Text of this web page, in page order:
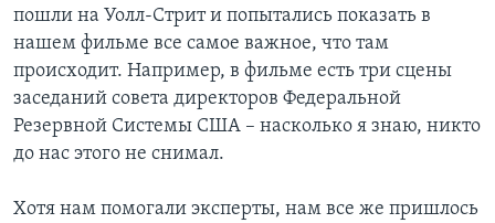
пошли на Уолл-Стрит и попытались показать в
нашем фильме все самое важное, что там
происходит. Например, в фильме есть три сцены
заседаний совета директоров Федеральной
Резервной Системы США – насколько я знаю, никто
до нас этого не снимал.
Хотя нам помогали эксперты, нам все же пришлось